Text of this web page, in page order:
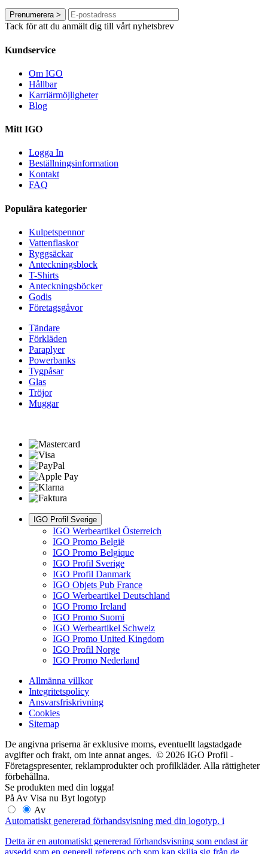
Prenumerera>
Tack för att du anmält dig till vårt nyhetsbrev
Kundservice
Om IGO
Hållbar
Karriärmöjligheter
Blog
Mitt IGO
Logga In
Beställningsinformation
Kontakt
FAQ
Populära kategorier
Kulpetspennor
Vattenflaskor
Ryggsäckar
Anteckningsblock
T-Shirts
Anteckningsböcker
Godis
Företagsgåvor
Tändare
Förkläden
Paraplyer
Powerbanks
Tygpåsar
Glas
Tröjor
Muggar
IGO Profil Sverige
IGO Werbeartikel Österreich
IGO Promo België
IGO Promo Belgique
IGO Profil Sverige
IGO Profil Danmark
IGO Objets Pub France
IGO Werbeartikel Deutschland
IGO Promo Ireland
IGO Promo Suomi
IGO Werbeartikel Schweiz
IGO Promo United Kingdom
IGO Profil Norge
IGO Promo Nederland
Allmänna villkor
Integritetspolicy
Ansvarsfriskrivning
Cookies
Sitemap
De angivna priserna är exklusive moms, eventuellt lagstadgade
avgifter och frakt, om inte annat anges. © 2026 IGO Profil -
Företagspresenter, reklamprodukter och profilkläder. Alla rättigheter
förbehållna.
Se produkten med din logga!
På Av Visa nu Byt logotyp
Av
Automatiskt genererad förhandsvisning med din logotyp. i
Detta är en automatiskt genererad förhandsvisning som endast är
avsedd som en generell referens och som kan skilja sig från de